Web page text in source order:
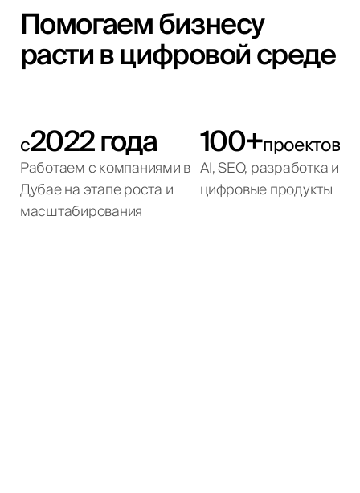
Помогаем бизнесу
расти в цифровой среде
с2022 года
Работаем с компаниями в
Дубае на этапе роста и
масштабирования
100+проектов
AI, SEO, разработка и
цифровые продукты